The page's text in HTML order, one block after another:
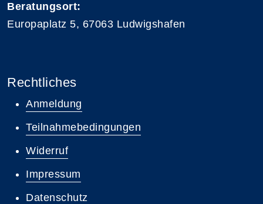
Beratungsort:
Europaplatz 5, 67063 Ludwigshafen
Rechtliches
Anmeldung
Teilnahmebedingungen
Widerruf
Impressum
Datenschutz